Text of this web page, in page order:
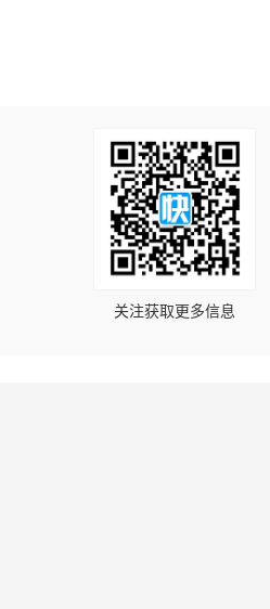
关注获取更多信息